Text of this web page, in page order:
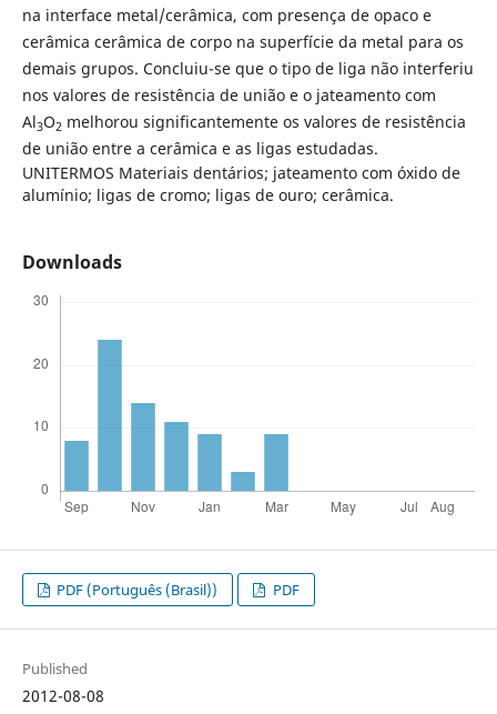
na interface metal/cerâmica, com presença de opaco e
cerâmica cerâmica de corpo na superfície da metal para os
demais grupos. Concluiu-se que o tipo de liga não interferiu
nos valores de resistência de união e o jateamento com
Al3O2 melhorou significantemente os valores de resistência
de união entre a cerâmica e as ligas estudadas.
UNITERMOS Materiais dentários; jateamento com óxido de
alumínio; ligas de cromo; ligas de ouro; cerâmica.
Downloads
PDF (Português (Brasil)) PDF
Published
2012-08-08